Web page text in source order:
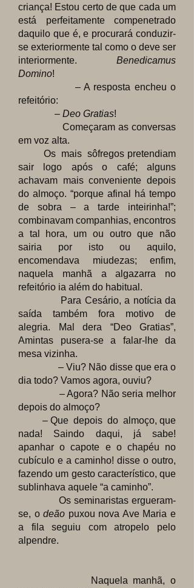
criança! Estou certo de que cada um
está perfeitamente compenetrado
daquilo que é, e procurará conduzir-
se exteriormente tal como o deve ser
interiormente. Benedicamus
Domino!
– A resposta encheu o
refeitório:
– Deo Gratias!
Começaram as conversas
em voz alta.
Os mais sôfregos pretendiam
sair logo após o café; alguns
achavam mais conveniente depois
do almoço. “porque afinal há tempo
de sobra – a tarde inteirinha!”;
combinavam companhias, encontros
a tal hora, um ou outro que não
sairia por isto ou aquilo,
encomendava miudezas; enfim,
naquela manhã a algazarra no
refeitório ia além do habitual.
Para Cesário, a notícia da
saída também fora motivo de
alegria. Mal dera “Deo Gratias”,
Amintas pusera-se a falar-lhe da
mesa vizinha.
– Viu? Não disse que era o
dia todo? Vamos agora, ouviu?
– Agora? Não seria melhor
depois do almoço?
– Que depois do almoço, que
nada! Saindo daqui, já sabe!
apanhar o capote e o chapéu no
cubículo e a caminho! disse o outro,
fazendo um gesto característico, que
sublinhava aquele “a caminho”.
Os seminaristas ergueram-
se, odeão puxou nova Ave Maria e
a fila seguiu com atropelo pelo
alpendre.
Naquela manhã, o